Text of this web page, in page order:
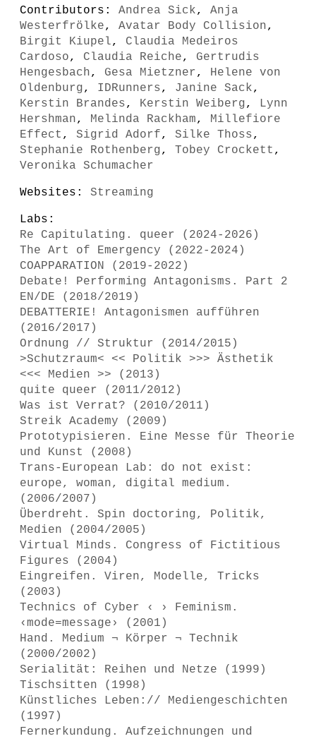
Contributors: Andrea Sick, Anja
Westerfrölke, Avatar Body Collision,
Birgit Kiupel, Claudia Medeiros
Cardoso, Claudia Reiche, Gertrudis
Hengesbach, Gesa Mietzner, Helene von
Oldenburg, IDRunners, Janine Sack,
Kerstin Brandes, Kerstin Weiberg, Lynn
Hershman, Melinda Rackham, Millefiore
Effect , Sigrid Adorf, Silke Thoss,
Stephanie Rothenberg, Tobey Crockett ,
Veronika Schumacher
Websites: Streaming
Labs:
Re Capitulating. queer (2024-2026)
The Art of Emergency (2022-2024)
COAPPARATION (2019-2022)
Debate! Performing Antagonisms. Part 2
EN/DE (2018/2019)
DEBATTERIE! Antagonismen aufführen
(2016/2017)
Ordnung // Struktur (2014/2015)
>Schutzraum< << Politik >>> Ästhetik
<<< Medien >> (2013)
quite queer (2011/2012)
Was ist Verrat? (2010/2011)
Streik Academy (2009)
Prototypisieren. Eine Messe für Theorie
und Kunst (2008)
Trans-European Lab: do not exist:
europe, woman, digital medium.
(2006/2007)
Überdreht. Spin doctoring, Politik,
Medien (2004/2005)
Virtual Minds. Congress of Fictitious
Figures (2004)
Eingreifen. Viren, Modelle, Tricks
(2003)
Technics of Cyber ‹ › Feminism.
‹mode=message› (2001)
Hand. Medium ¬ Körper ¬ Technik
(2000/2002)
Serialität: Reihen und Netze (1999)
Tischsitten (1998)
Künstliches Leben:// Mediengeschichten
(1997)
Fernerkundung. Aufzeichnungen und